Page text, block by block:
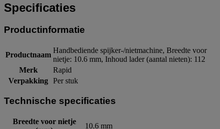
Specificaties
Productinformatie
Productnaam
Handbediende spijker-/nietmachine, Breedte voor
nietje: 10.6 mm, Inhoud lader (aantal nieten): 112
Merk
Rapid
Verpakking Per stuk
Technische specificaties
Breedte voor nietje
10.6 mm